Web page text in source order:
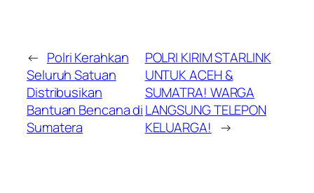
← Polri Kerahkan
Seluruh Satuan
Distribusikan
Bantuan Bencana di
Sumatera
POLRI KIRIM STARLINK
UNTUK ACEH &
SUMATRA! WARGA
LANGSUNG TELEPON
KELUARGA! →